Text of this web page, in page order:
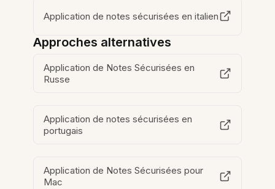
Application de notes sécurisées en italien
Approches alternatives
Application de Notes Sécurisées en
Russe
Application de notes sécurisées en
portugais
Application de Notes Sécurisées pour
Mac